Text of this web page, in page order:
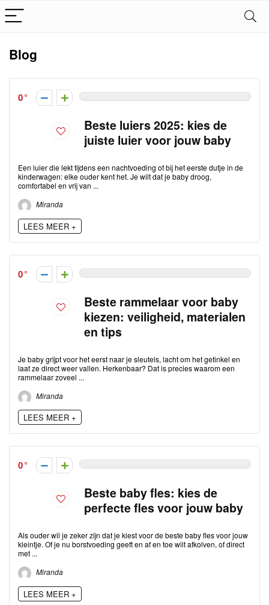
Blog
0
Beste luiers 2025: kies de
juiste luier voor jouw baby
Een luier die lekt tijdens een nachtvoeding of bij het eerste dutje in de
kinderwagen: elke ouder kent het. Je wilt dat je baby droog,
comfortabel en vrij van ...
Miranda
LEES MEER +
0
Beste rammelaar voor baby
kiezen: veiligheid, materialen
en tips
Je baby grijpt voor het eerst naar je sleutels, lacht om het getinkel en
laat ze direct weer vallen. Herkenbaar? Dat is precies waarom een
rammelaar zoveel ...
Miranda
LEES MEER +
0
Beste baby fles: kies de
perfecte fles voor jouw baby
Als ouder wil je zeker zijn dat je kiest voor de beste baby fles voor jouw
kleintje. Of je nu borstvoeding geeft en af en toe wilt afkolven, of direct
met ...
Miranda
LEES MEER +